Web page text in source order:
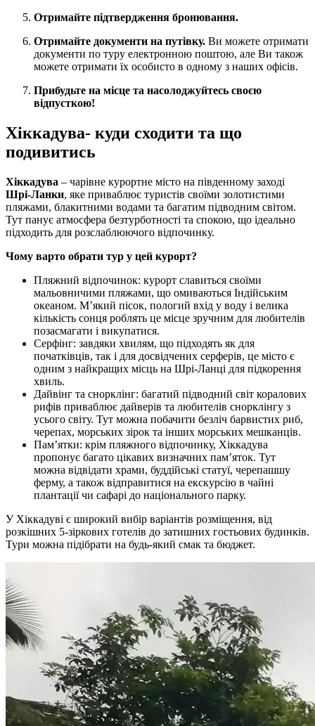
Отримайте підтвердження бронювання.
Отримайте документи на путівку. Ви можете отримати
документи по туру електронною поштою, але Ви також
можете отримати їх особисто в одному з наших офісів.
Прибудьте на місце та насолоджуйтесь своєю
відпусткою!
Хіккадува- куди сходити та що
подивитись
Хіккадува – чарівне курортне місто на південному заході
Шрі-Ланки, яке приваблює туристів своїми золотистими
пляжами, блакитними водами та багатим підводним світом.
Тут панує атмосфера безтурботності та спокою, що ідеально
підходить для розслаблюючого відпочинку.
Чому варто обрати тур у цей курорт?
Пляжний відпочинок: курорт славиться своїми
мальовничими пляжами, що омиваються Індійським
океаном. М’який пісок, пологий вхід у воду і велика
кількість сонця роблять це місце зручним для любителів
позасмагати і викупатися.
Серфінг: завдяки хвилям, що підходять як для
початківців, так і для досвідчених серферів, це місто є
одним з найкращих місць на Шрі-Ланці для підкорення
хвиль.
Дайвінг та снорклінг: багатий підводний світ коралових
рифів приваблює дайверів та любителів снорклінгу з
усього світу. Тут можна побачити безліч барвистих риб,
черепах, морських зірок та інших морських мешканців.
Пам’ятки: крім пляжного відпочинку, Хіккадува
пропонує багато цікавих визначних пам’яток. Тут
можна відвідати храми, буддійські статуї, черепашшу
ферму, а також відправитися на екскурсію в чайні
плантації чи сафарі до національного парку.
У Хіккадуві є широкий вибір варіантів розміщення, від
розкішних 5-зіркових готелів до затишних гостьових будинків.
Тури можна підібрати на будь-який смак та бюджет.